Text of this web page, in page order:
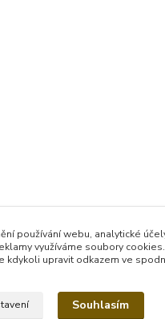
používání webu, analytické
využíváme soubory
kdykoli upravit odkazem ve
Souhlasím